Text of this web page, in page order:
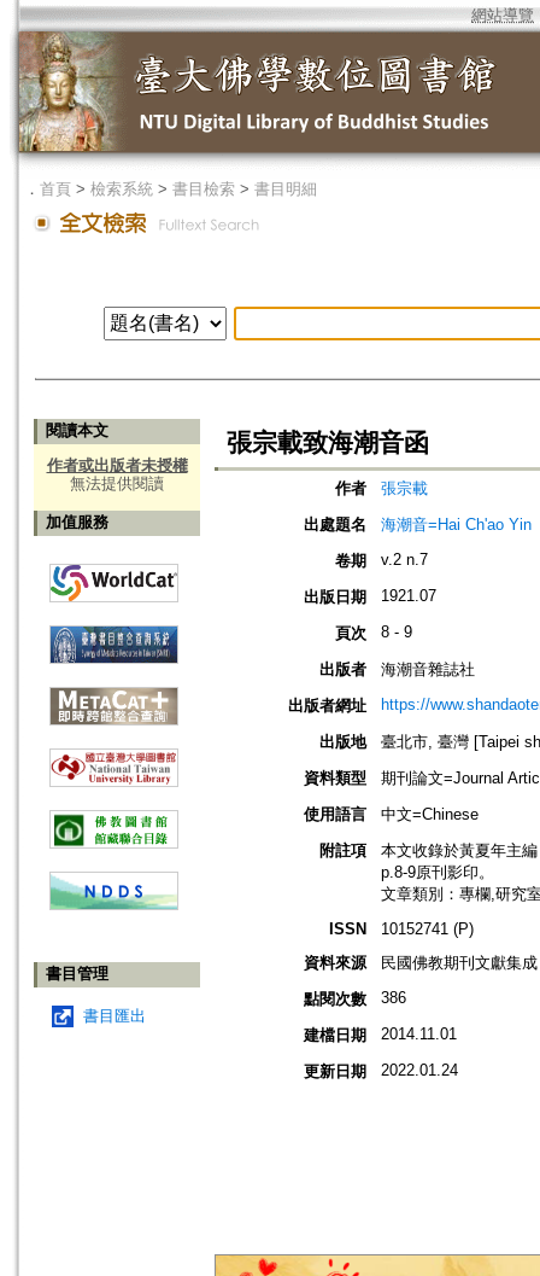
網站導覽
． 首頁 > 檢索系統 > 書目檢索 > 書目明細
閱讀本文
作者或出版者未授權
無法提供閱讀
加值服務
書目管理
書目匯出
張宗載致海潮音函
作者
張宗載
出處題名
海潮音=Hai Ch'ao Yin
卷期
v.2 n.7
出版日期 1921.07
頁次 8 - 9
出版者
海潮音雜誌社
出版者網址
https://
出版地
臺北市, 臺灣 [Taipei
資料類型
期刊論文=Journal
使用語言
中文=Chinese
附註項
本文收錄於黃夏年主
p.8-9原刊影印。
文章類別：專欄,研究
ISSN
10152741 (P)
資料來源
民國佛教期刊文獻集
點閱次數
386
建檔日期 2014.11.01
更新日期 2022.01.24